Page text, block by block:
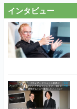
インタビュー